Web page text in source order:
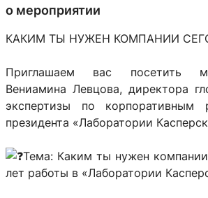
о мероприятии
КАКИМ ТЫ НУЖЕН КОМПАНИИ
Приглашаем вас посетить
Вениамина Левцова, директора
экспертизы по корпоративным
президента «Лаборатории
Тема: Каким ты нужен
лет работы в «Лаборатории